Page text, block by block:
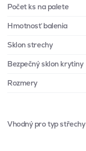
Počet ks na palete
Hmotnosť balenia
Sklon strechy
Bezpečný sklon krytiny
Rozmery
Vhodný pro typ střechy